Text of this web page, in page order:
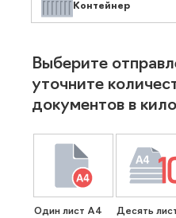
Контейнер
Выберите
уточните
документов в
Один лист А4
Десять